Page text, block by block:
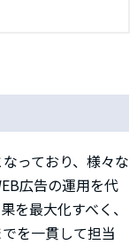
っており、様々な
広告の運用を代
を最大化すべく、
を一貫して担当